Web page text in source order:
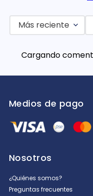
Más reciente
Cargando
Medios de pago
Nosotros
¿Quiénes somos?
Preguntas frecuentes